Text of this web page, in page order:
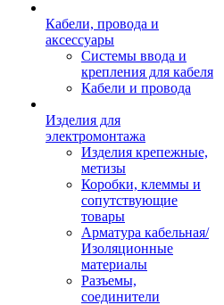
Кабели, провода и
аксессуары
Системы ввода и
крепления для кабеля
Кабели и провода
Изделия для
электромонтажа
Изделия крепежные,
метизы
Коробки, клеммы и
сопутствующие
товары
Арматура кабельная/
Изоляционные
материалы
Разъемы,
соединители